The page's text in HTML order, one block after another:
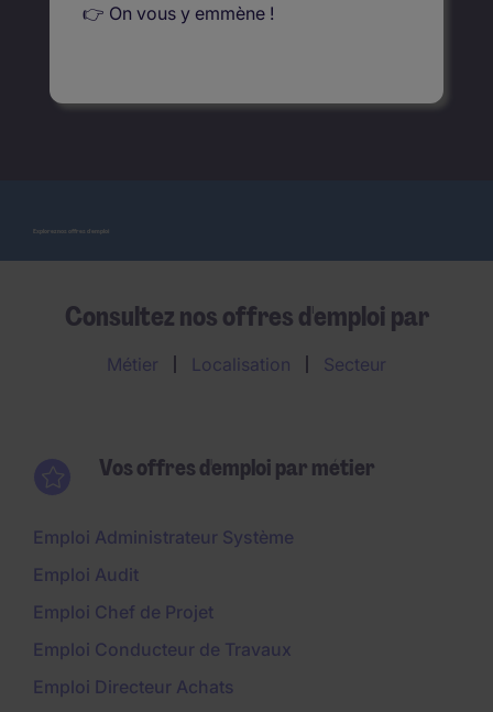
Explorez nos offres d'emploi
Consultez nos offres d'emploi par
Métier Localisation Secteur
Vos offres d'emploi par métier
Emploi Administrateur Système
Emploi Audit
Emploi Chef de Projet
Emploi Conducteur de Travaux
Emploi Directeur Achats
👉 On vous y emmène !